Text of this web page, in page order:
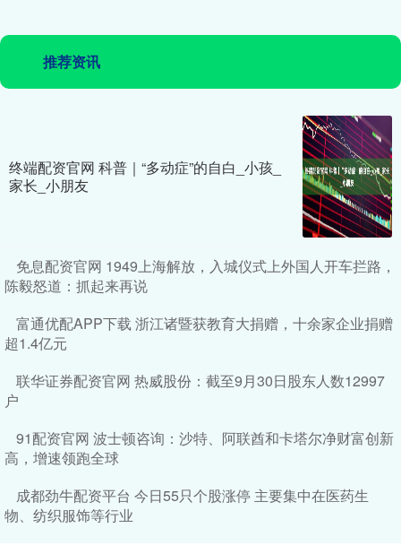
推荐资讯
终端配资官网 科普｜“多动症”的自白_小孩_
家长_小朋友
免息配资官网 1949上海解放，入城仪式上外国人开车拦路，
陈毅怒道：抓起来再说
富通优配APP下载 浙江诸暨获教育大捐赠，十余家企业捐赠
超1.4亿元
联华证券配资官网 热威股份：截至9月30日股东人数12997
户
91配资官网 波士顿咨询：沙特、阿联酋和卡塔尔净财富创新
高，增速领跑全球
成都劲牛配资平台 今日55只个股涨停 主要集中在医药生
物、纺织服饰等行业